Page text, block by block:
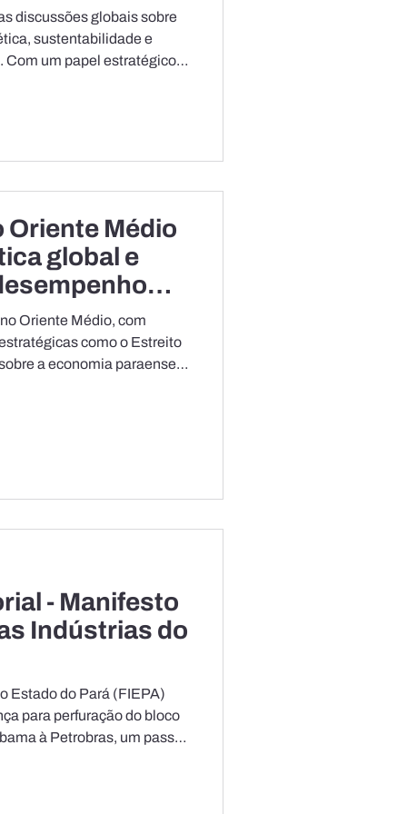
global
discussões globais sobre
sustentabilidade e
um papel estratégico
do Pará (FIEPA
Oriente Médio
global e
paraenses
Oriente Médio, com
como o Estreito
a economia paraense,
- Manifesto
Indústrias do
Estado do Pará (FIEPA)
para perfuração do bloco
à Petrobras, um passo